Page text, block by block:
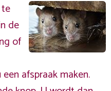
de
of
afspraak maken.